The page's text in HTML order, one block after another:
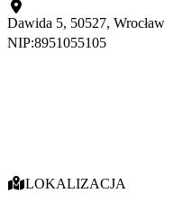
Dawida 5, 50527, Wrocław
NIP:8951055105
LOKALIZACJA